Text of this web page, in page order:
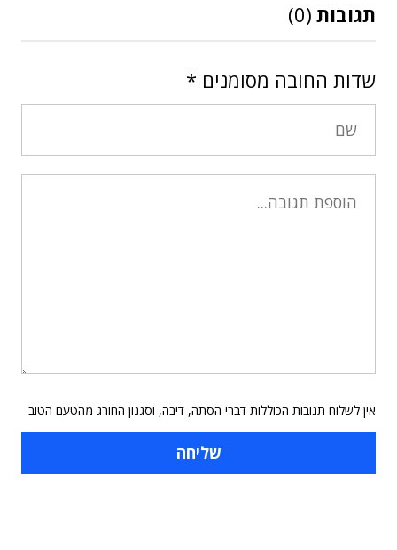
תגובות (0)
שדות החובה מסומנים *
אין לשלוח תגובות הכוללות דברי הסתה, דיבה, וסגנון החורג מהטעם הטוב